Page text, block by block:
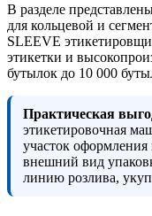
В разделе
для кольцевой и
SLEEVE
этикетки и
бутылок до 10 000
Практическая
этикетировочная
участок оформления
внешний вид
линию розлива,